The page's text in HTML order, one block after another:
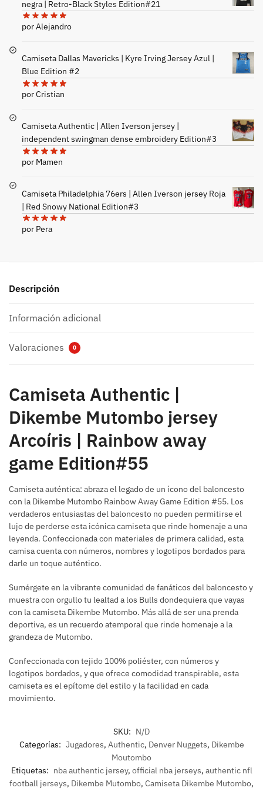
negra | Retro-Black Styles Edition#21
por Alejandro
Camiseta Dallas Mavericks | Kyre Irving Jersey Azul |
Blue Edition #2
por Cristian
Camiseta Authentic | Allen Iverson jersey |
independent swingman dense embroidery Edition#3
por Mamen
Camiseta Philadelphia 76ers | Allen Iverson jersey Roja
| Red Snowy National Edition#3
por Pera
Descripción
Información adicional
Valoraciones 0
Camiseta Authentic |
Dikembe Mutombo jersey
Arcoíris | Rainbow away
game Edition#55
Camiseta auténtica: abraza el legado de un ícono del baloncesto
con la Dikembe Mutombo Rainbow Away Game Edition #55. Los
verdaderos entusiastas del baloncesto no pueden permitirse el
lujo de perderse esta icónica camiseta que rinde homenaje a una
leyenda. Confeccionada con materiales de primera calidad, esta
camisa cuenta con números, nombres y logotipos bordados para
darle un toque auténtico.
Sumérgete en la vibrante comunidad de fanáticos del baloncesto y
muestra con orgullo tu lealtad a los Bulls dondequiera que vayas
con la camiseta Dikembe Mutombo. Más allá de ser una prenda
deportiva, es un recuerdo atemporal que rinde homenaje a la
grandeza de Mutombo.
Confeccionada con tejido 100% poliéster, con números y
logotipos bordados, y que ofrece comodidad transpirable, esta
camiseta es el epítome del estilo y la facilidad en cada
movimiento.
SKU: N/D
Categorías: Jugadores, Authentic, Denver Nuggets, Dikembe
Moutombo
Etiquetas: nba authentic jersey, official nba jerseys, authentic nfl
football jerseys, Dikembe Mutombo, Camiseta Dikembe Mutombo,